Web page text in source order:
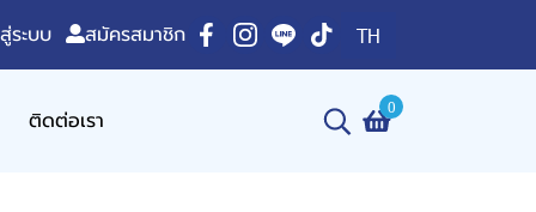
ระบบ สมัครสมาชิก TH
ติดต่อเรา 0